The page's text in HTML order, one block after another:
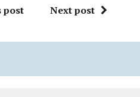
post Next post